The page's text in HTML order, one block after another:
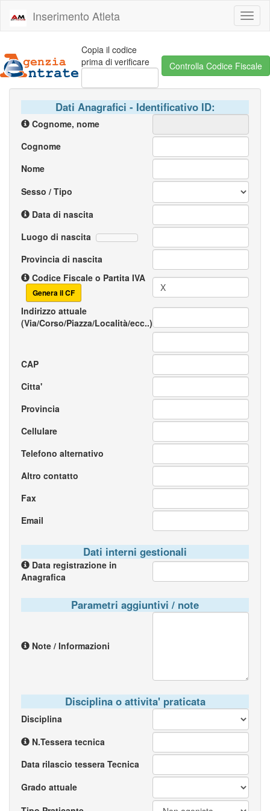
Inserimento Atleta
Copia il codice
prima di verificare
Dati Anagrafici - Identificativo ID:
Cognome, nome
Cognome
Nome
Sesso / Tipo
Data di nascita
Luogo di nascita
Provincia di nascita
Codice Fiscale o Partita IVA
Genera il CF
Indirizzo attuale
(Via/Corso/Piazza/Località/ecc..)
CAP
Citta'
Provincia
Cellulare
Telefono alternativo
Altro contatto
Fax
Email
Dati interni gestionali
Data registrazione in
Anagrafica
Parametri aggiuntivi / note
Note / Informazioni
Disciplina o attivita' praticata
Disciplina
N.Tessera tecnica
Data rilascio tessera Tecnica
Grado attuale